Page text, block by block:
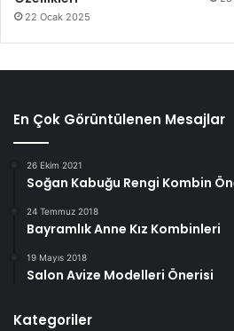
22 Ocak 2025
En Çok Görüntülenen Mesajlar
26 Ekim 2021
Soğan Kabuğu Rengi Kombin
24 Temmuz 2018
Bayramlık Anne Kız Kombinleri
19 Mayıs 2018
Salon Avize Modelleri Önerisi
Kategoriler